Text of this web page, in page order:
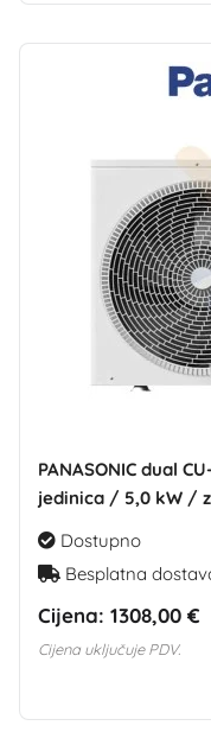
PANASONIC dual
jedinica / 5,0 kW /
Dostupno
Besplatna
Cijena: 1308,00 €
Cijena uključuje PDV.